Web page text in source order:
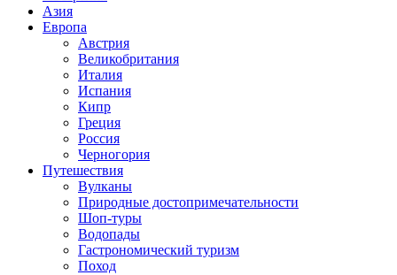
Азия
Европа
Австрия
Великобритания
Италия
Испания
Кипр
Греция
Россия
Черногория
Путешествия
Вулканы
Природные достопримечательности
Шоп-туры
Водопады
Гастрономический туризм
Поход